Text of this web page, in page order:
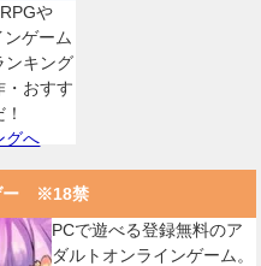
や
ゲーム
ンキング
・おすす
グへ
ー ※18禁
PCで遊べる登録無料のア
ダルトオンラインゲーム。